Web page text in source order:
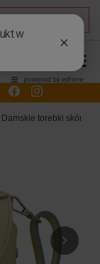
Damskie torebki